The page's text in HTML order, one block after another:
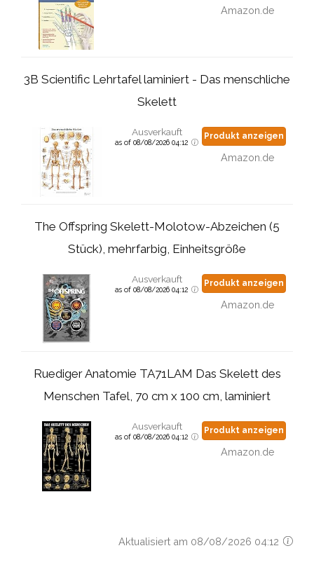
Amazon.de
3B Scientific Lehrtafel laminiert - Das menschliche
Skelett
Ausverkauft
as of 08/08/2026 04:12
Produkt anzeigen
Amazon.de
The Offspring Skelett-Molotow-Abzeichen (5
Stück), mehrfarbig, Einheitsgröße
Ausverkauft
as of 08/08/2026 04:12
Produkt anzeigen
Amazon.de
Ruediger Anatomie TA71LAM Das Skelett des
Menschen Tafel, 70 cm x 100 cm, laminiert
Ausverkauft
as of 08/08/2026 04:12
Produkt anzeigen
Amazon.de
Aktualisiert am 08/08/2026 04:12